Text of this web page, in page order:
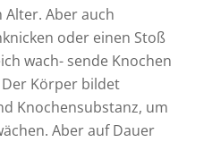
Alter. Aber auch
oder einen Stoß
wach- sende Knochen
Körper bildet
Knochensubstanz, um
Aber auf Dauer